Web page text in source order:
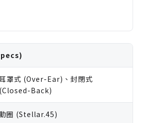
罩式 (Over-Ear)、封閉式
(Closed-Back)
動圈 (Stellar.45)